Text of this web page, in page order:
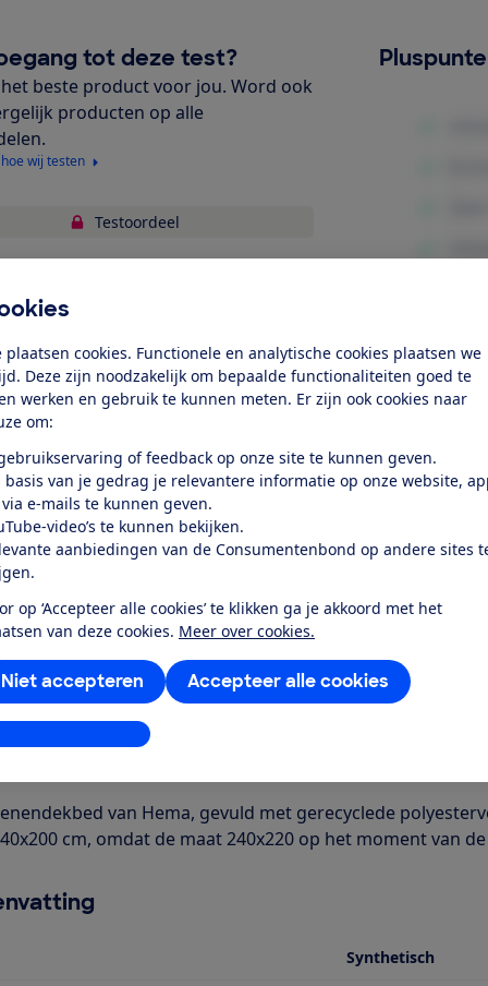
plaatsen cookies. Functionele en analytische cookies plaatsen we
Deze zijn noodzakelijk om bepaalde functionaliteiten goed te
werken en gebruik te kunnen meten. Er zijn ook cookies naar
om:
of feedback op onze site te kunnen geven.
basis van je gedrag je relevantere informatie op onze website,
e-mails te kunnen geven.
video’s te kunnen bekijken.
aanbiedingen van de Consumentenbond op andere sites
op ‘Accepteer alle cookies’ te klikken ga je akkoord met het
van deze cookies. Meer over cookies.
Accepteer alle cookies
Niet accepteren
aanpassen
tot deze test?
beste product voor jou. Word ook
producten op alle
wij testen
Testoordeel
toegang tot deze test?
Word lid
dit product
door de Consumentenbond
van Hema, gevuld met gerecyclede
cm, omdat de maat 240x220 op het moment van
Synthetisch